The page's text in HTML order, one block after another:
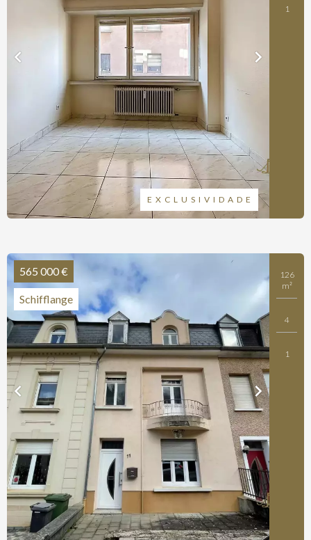
1
EXCLUSIVIDADE
565 000 €
Schifflange
126
m²
4
1